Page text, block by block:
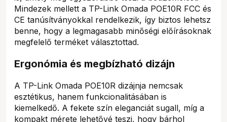
Mindezek mellett a TP-Link Omada POE10R FCC és
CE tanúsítványokkal rendelkezik, így biztos lehetsz
benne, hogy a legmagasabb minőségi előírásoknak
megfelelő terméket választottad.
Ergonómia és megbízható dizájn
A TP-Link Omada POE10R dizájnja nemcsak
esztétikus, hanem funkcionalitásában is
kiemelkedő. A fekete szín eleganciát sugall, míg a
kompakt mérete lehetővé teszi, hogy bárhol